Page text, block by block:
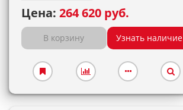
Цена: 264 620 руб.
В корзину Узнать наличие